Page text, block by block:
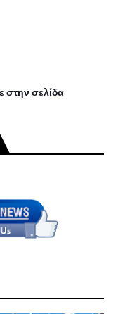
στην σελίδα